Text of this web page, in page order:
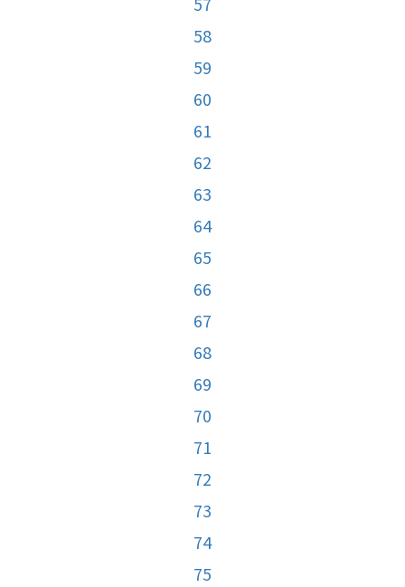
58
59
60
61
62
63
64
65
66
67
68
69
70
71
72
73
74
75